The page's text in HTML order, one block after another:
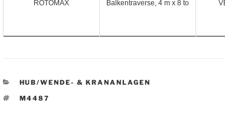
ROTOMAX
Balkentraverse, 4 m x 8 to
KATEGORIEN
HUB/WENDE- & KRANANLAGEN
SCHLAGWÖRTER
M4487